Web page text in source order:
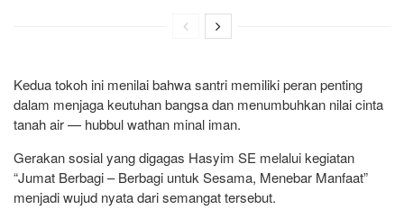
Kedua tokoh ini menilai bahwa santri memiliki peran penting
dalam menjaga keutuhan bangsa dan menumbuhkan nilai cinta
tanah air — hubbul wathan minal iman.
Gerakan sosial yang digagas Hasyim SE melalui kegiatan
“Jumat Berbagi – Berbagi untuk Sesama, Menebar Manfaat”
menjadi wujud nyata dari semangat tersebut.